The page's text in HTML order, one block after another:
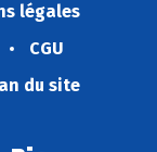
légales
CGU
du site